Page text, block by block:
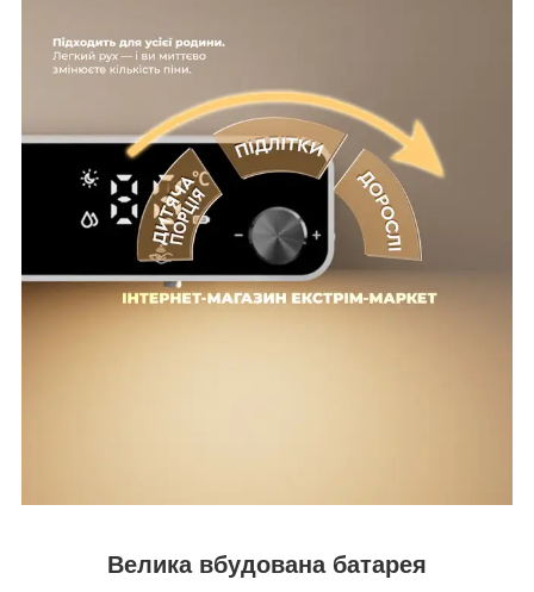
Велика вбудована батарея